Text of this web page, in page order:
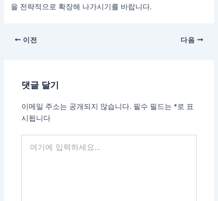
을 전략적으로 확장해 나가시기를 바랍니다.
이전 다음
댓글 달기
이메일 주소는 공개되지 않습니다. 필수 필드는 *로 표
시됩니다